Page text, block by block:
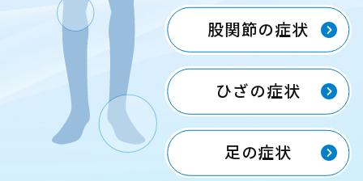
股関節の症状
ひざの症状
足の症状